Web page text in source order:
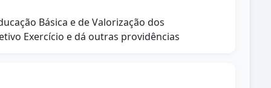
Básica e de Valorização dos
Exercício e dá outras providências